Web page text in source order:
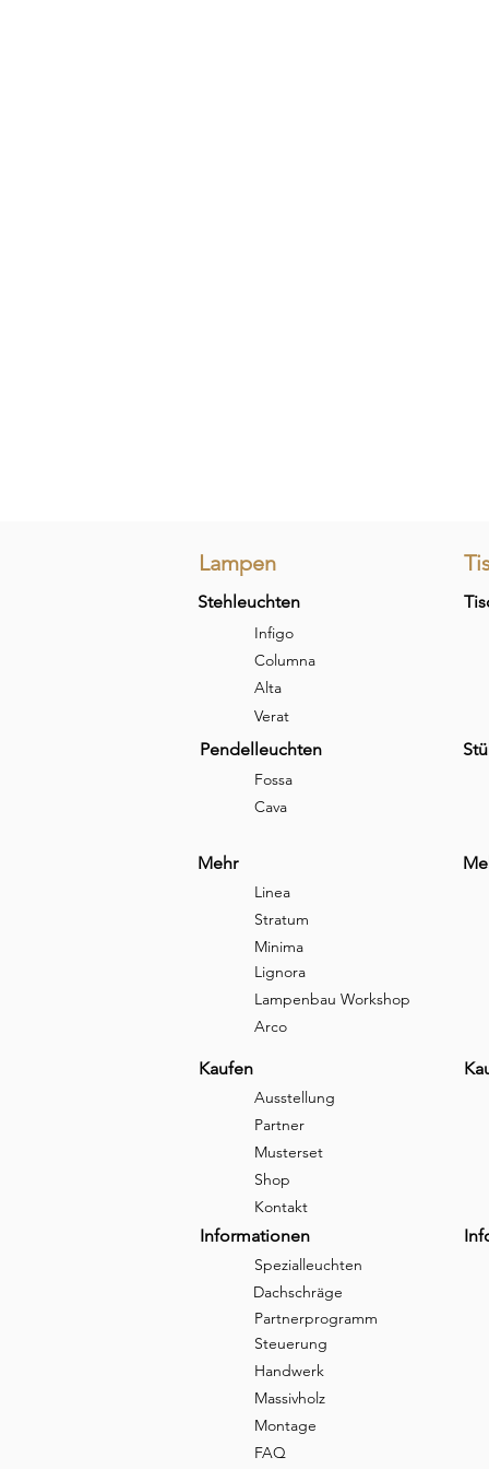
Lampen
Stehleuchten
Infigo
Columna
Alta
Pendelleuchten
Fossa
Cava
Mehr
Linea
Stratum
Minima
Lignora
Lampenbau Workshop
Arco
Kaufen
Ausstellung
Partner
Musterset
Shop
Kontakt
Informationen
Spezialleuchten
Partnerprogramm
Dachschräge
Steuerung
Handwerk
Massivholz
Montage
FAQ
Verat